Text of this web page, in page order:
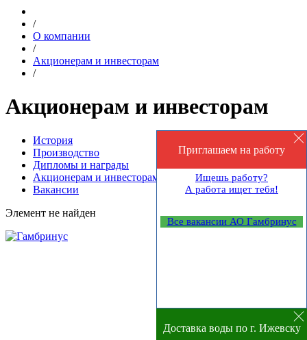
/
О компании
/
Акционерам и инвесторам
/
Акционерам и инвесторам
История
Производство
Дипломы и награды
Акционерам и инвесторам
Вакансии
Элемент не найден
Приглашаем на работу
Ищешь работу?
А работа ищет тебя!
Все вакансии АО Гамбринус
Доставка воды по г. Ижевску